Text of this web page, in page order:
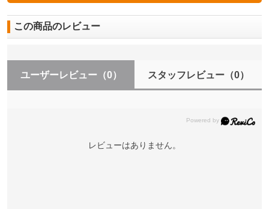
この商品のレビュー
ユーザーレビュー （0） スタッフレビュー（0）
レビューはありません。